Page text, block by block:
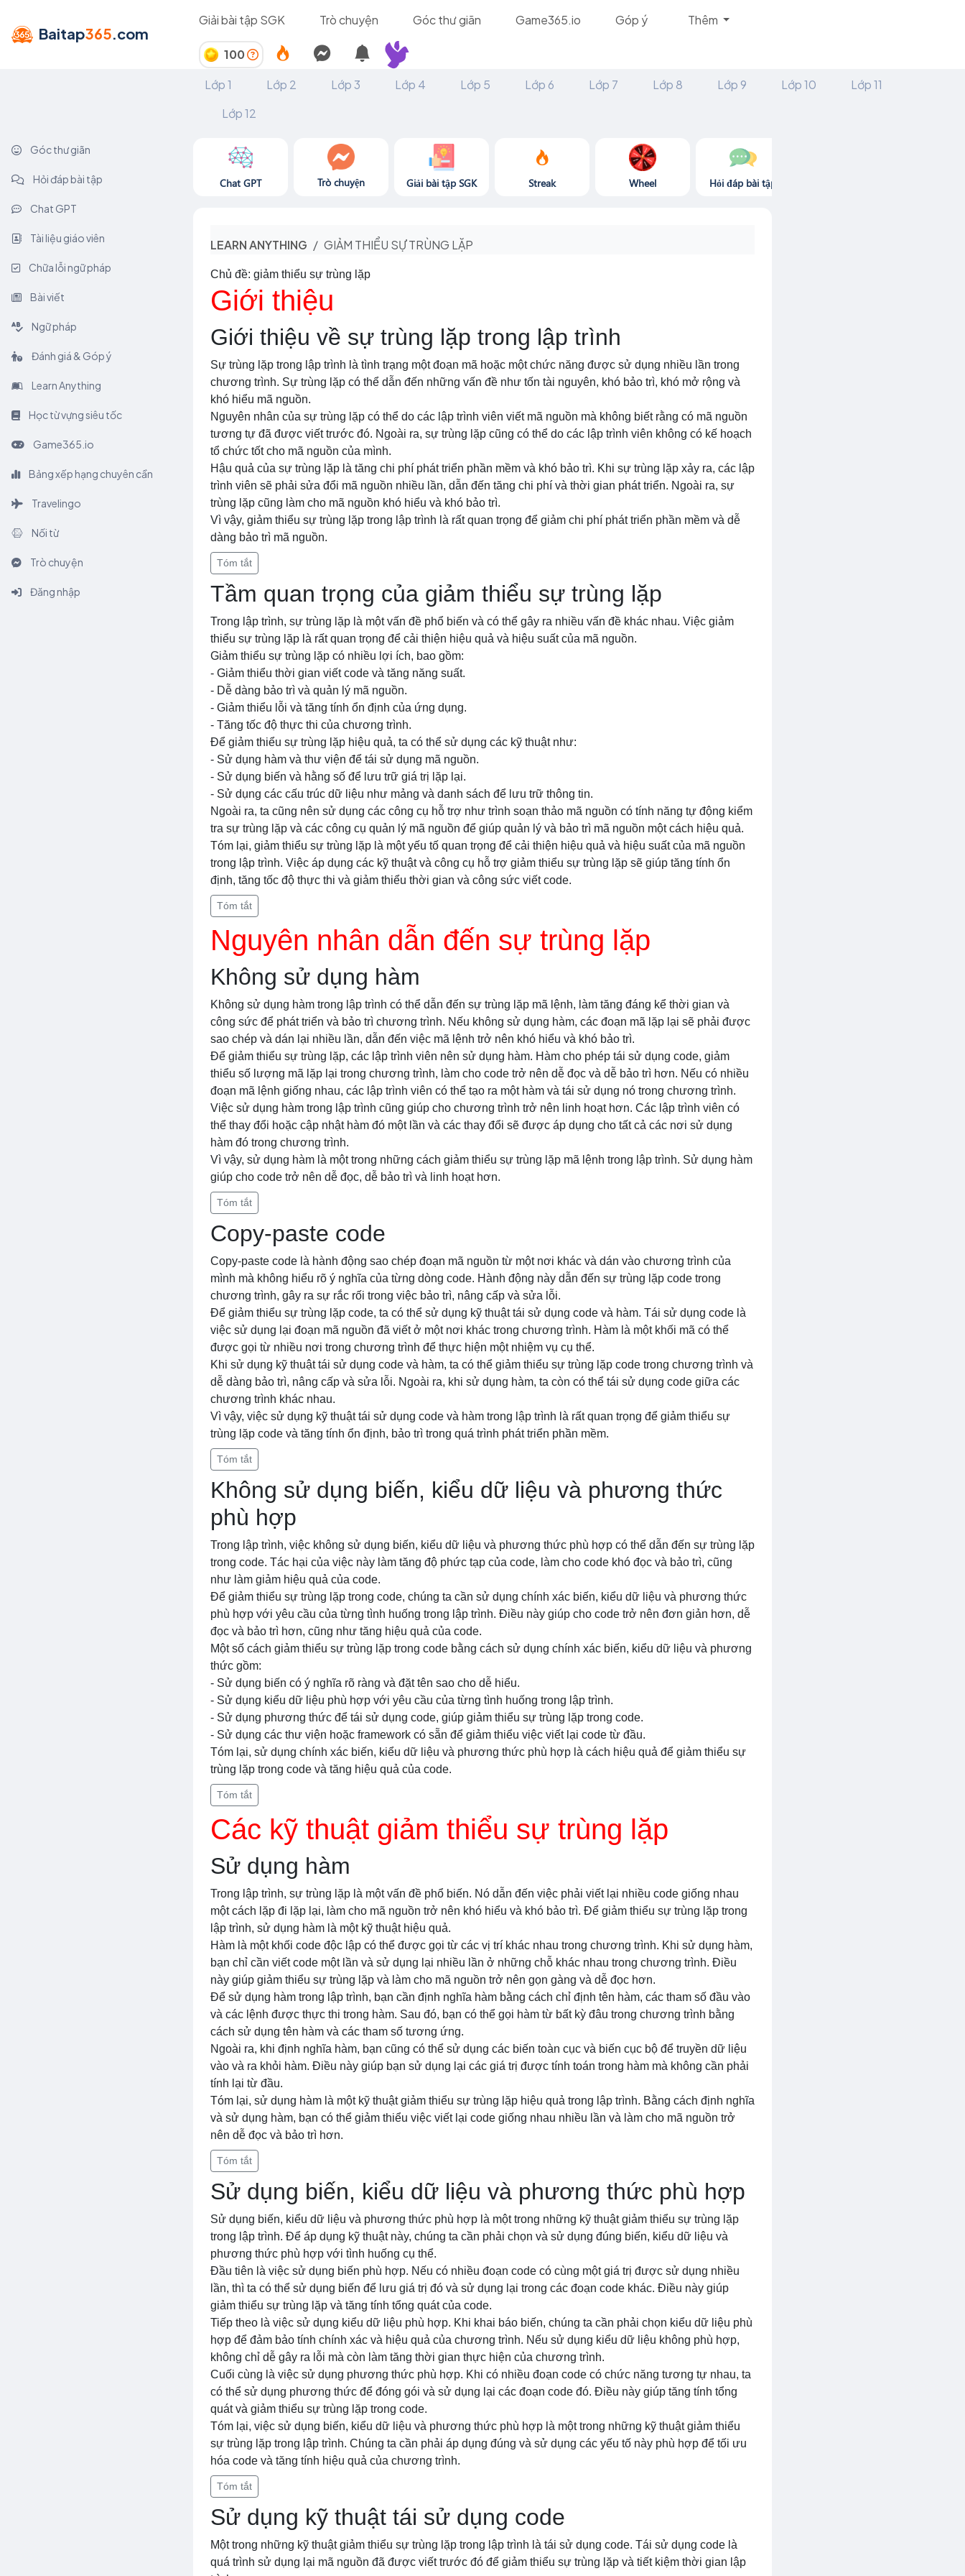
Baitap365.com
Giải bài tập SGK Trò chuyện Góc thư giãn Game365.io Góp ý Thêm
100
Lớp 1
Lớp 2 Lớp 3 Lớp 4 Lớp 5 Lớp 6 Lớp 7 Lớp 8 Lớp 9 Lớp 10
Lớp 11
Lớp 12
Góc thư giãn
Hỏi đáp bài tập
Chat GPT
Tài liệu giáo viên
Chữa lỗi ngữ pháp
Bài viết
Ngữ pháp
Đánh giá & Góp ý
Learn Anything
Học từ vựng siêu tốc
Game365.io
Bảng xếp hạng chuyên cần
Travelingo
Nối từ
Trò chuyện
Đăng nhập
Chat GPT Trò chuyện Giải bài tập SGK Streak Wheel Hỏi đáp bài tập
LEARN ANYTHING GIẢM THIỂU SỰ TRÙNG LẶP
Chủ đề: giảm thiểu sự trùng lặp
Giới thiệu
Giới thiệu về sự trùng lặp trong lập trình
Sự trùng lặp trong lập trình là tình trạng một đoạn mã hoặc một chức năng được sử dụng nhiều lần trong
chương trình. Sự trùng lặp có thể dẫn đến những vấn đề như tốn tài nguyên, khó bảo trì, khó mở rộng và
khó hiểu mã nguồn.
Nguyên nhân của sự trùng lặp có thể do các lập trình viên viết mã nguồn mà không biết rằng có mã nguồn
tương tự đã được viết trước đó. Ngoài ra, sự trùng lặp cũng có thể do các lập trình viên không có kế hoạch
tổ chức tốt cho mã nguồn của mình.
Hậu quả của sự trùng lặp là tăng chi phí phát triển phần mềm và khó bảo trì. Khi sự trùng lặp xảy ra, các lập
trình viên sẽ phải sửa đổi mã nguồn nhiều lần, dẫn đến tăng chi phí và thời gian phát triển. Ngoài ra, sự
trùng lặp cũng làm cho mã nguồn khó hiểu và khó bảo trì.
Vì vậy, giảm thiểu sự trùng lặp trong lập trình là rất quan trọng để giảm chi phí phát triển phần mềm và dễ
dàng bảo trì mã nguồn.
Tóm tắt
Tầm quan trọng của giảm thiểu sự trùng lặp
Trong lập trình, sự trùng lặp là một vấn đề phổ biến và có thể gây ra nhiều vấn đề khác nhau. Việc giảm
thiểu sự trùng lặp là rất quan trọng để cải thiện hiệu quả và hiệu suất của mã nguồn.
Giảm thiểu sự trùng lặp có nhiều lợi ích, bao gồm:
- Giảm thiểu thời gian viết code và tăng năng suất.
- Dễ dàng bảo trì và quản lý mã nguồn.
- Giảm thiểu lỗi và tăng tính ổn định của ứng dụng.
- Tăng tốc độ thực thi của chương trình.
Để giảm thiểu sự trùng lặp hiệu quả, ta có thể sử dụng các kỹ thuật như:
- Sử dụng hàm và thư viện để tái sử dụng mã nguồn.
- Sử dụng biến và hằng số để lưu trữ giá trị lặp lại.
- Sử dụng các cấu trúc dữ liệu như mảng và danh sách để lưu trữ thông tin.
Ngoài ra, ta cũng nên sử dụng các công cụ hỗ trợ như trình soạn thảo mã nguồn có tính năng tự động kiểm
tra sự trùng lặp và các công cụ quản lý mã nguồn để giúp quản lý và bảo trì mã nguồn một cách hiệu quả.
Tóm lại, giảm thiểu sự trùng lặp là một yếu tố quan trọng để cải thiện hiệu quả và hiệu suất của mã nguồn
trong lập trình. Việc áp dụng các kỹ thuật và công cụ hỗ trợ giảm thiểu sự trùng lặp sẽ giúp tăng tính ổn
định, tăng tốc độ thực thi và giảm thiểu thời gian và công sức viết code.
Tóm tắt
Nguyên nhân dẫn đến sự trùng lặp
Không sử dụng hàm
Không sử dụng hàm trong lập trình có thể dẫn đến sự trùng lặp mã lệnh, làm tăng đáng kể thời gian và
công sức để phát triển và bảo trì chương trình. Nếu không sử dụng hàm, các đoạn mã lặp lại sẽ phải được
sao chép và dán lại nhiều lần, dẫn đến việc mã lệnh trở nên khó hiểu và khó bảo trì.
Để giảm thiểu sự trùng lặp, các lập trình viên nên sử dụng hàm. Hàm cho phép tái sử dụng code, giảm
thiểu số lượng mã lặp lại trong chương trình, làm cho code trở nên dễ đọc và dễ bảo trì hơn. Nếu có nhiều
đoạn mã lệnh giống nhau, các lập trình viên có thể tạo ra một hàm và tái sử dụng nó trong chương trình.
Việc sử dụng hàm trong lập trình cũng giúp cho chương trình trở nên linh hoạt hơn. Các lập trình viên có
thể thay đổi hoặc cập nhật hàm đó một lần và các thay đổi sẽ được áp dụng cho tất cả các nơi sử dụng
hàm đó trong chương trình.
Vì vậy, sử dụng hàm là một trong những cách giảm thiểu sự trùng lặp mã lệnh trong lập trình. Sử dụng hàm
giúp cho code trở nên dễ đọc, dễ bảo trì và linh hoạt hơn.
Tóm tắt
Copy-paste code
Copy-paste code là hành động sao chép đoạn mã nguồn từ một nơi khác và dán vào chương trình của
mình mà không hiểu rõ ý nghĩa của từng dòng code. Hành động này dẫn đến sự trùng lặp code trong
chương trình, gây ra sự rắc rối trong việc bảo trì, nâng cấp và sửa lỗi.
Để giảm thiểu sự trùng lặp code, ta có thể sử dụng kỹ thuật tái sử dụng code và hàm. Tái sử dụng code là
việc sử dụng lại đoạn mã nguồn đã viết ở một nơi khác trong chương trình. Hàm là một khối mã có thể
được gọi từ nhiều nơi trong chương trình để thực hiện một nhiệm vụ cụ thể.
Khi sử dụng kỹ thuật tái sử dụng code và hàm, ta có thể giảm thiểu sự trùng lặp code trong chương trình và
dễ dàng bảo trì, nâng cấp và sửa lỗi. Ngoài ra, khi sử dụng hàm, ta còn có thể tái sử dụng code giữa các
chương trình khác nhau.
Vì vậy, việc sử dụng kỹ thuật tái sử dụng code và hàm trong lập trình là rất quan trọng để giảm thiểu sự
trùng lặp code và tăng tính ổn định, bảo trì trong quá trình phát triển phần mềm.
Tóm tắt
Không sử dụng biến, kiểu dữ liệu và phương thức
phù hợp
Trong lập trình, việc không sử dụng biến, kiểu dữ liệu và phương thức phù hợp có thể dẫn đến sự trùng lặp
trong code. Tác hại của việc này làm tăng độ phức tạp của code, làm cho code khó đọc và bảo trì, cũng
như làm giảm hiệu quả của code.
Để giảm thiểu sự trùng lặp trong code, chúng ta cần sử dụng chính xác biến, kiểu dữ liệu và phương thức
phù hợp với yêu cầu của từng tình huống trong lập trình. Điều này giúp cho code trở nên đơn giản hơn, dễ
đọc và bảo trì hơn, cũng như tăng hiệu quả của code.
Một số cách giảm thiểu sự trùng lặp trong code bằng cách sử dụng chính xác biến, kiểu dữ liệu và phương
thức gồm:
- Sử dụng biến có ý nghĩa rõ ràng và đặt tên sao cho dễ hiểu.
- Sử dụng kiểu dữ liệu phù hợp với yêu cầu của từng tình huống trong lập trình.
- Sử dụng phương thức để tái sử dụng code, giúp giảm thiểu sự trùng lặp trong code.
- Sử dụng các thư viện hoặc framework có sẵn để giảm thiểu việc viết lại code từ đầu.
Tóm lại, sử dụng chính xác biến, kiểu dữ liệu và phương thức phù hợp là cách hiệu quả để giảm thiểu sự
trùng lặp trong code và tăng hiệu quả của code.
Tóm tắt
Các kỹ thuật giảm thiểu sự trùng lặp
Sử dụng hàm
Trong lập trình, sự trùng lặp là một vấn đề phổ biến. Nó dẫn đến việc phải viết lại nhiều code giống nhau
một cách lặp đi lặp lại, làm cho mã nguồn trở nên khó hiểu và khó bảo trì. Để giảm thiểu sự trùng lặp trong
lập trình, sử dụng hàm là một kỹ thuật hiệu quả.
Hàm là một khối code độc lập có thể được gọi từ các vị trí khác nhau trong chương trình. Khi sử dụng hàm,
bạn chỉ cần viết code một lần và sử dụng lại nhiều lần ở những chỗ khác nhau trong chương trình. Điều
này giúp giảm thiểu sự trùng lặp và làm cho mã nguồn trở nên gọn gàng và dễ đọc hơn.
Để sử dụng hàm trong lập trình, bạn cần định nghĩa hàm bằng cách chỉ định tên hàm, các tham số đầu vào
và các lệnh được thực thi trong hàm. Sau đó, bạn có thể gọi hàm từ bất kỳ đâu trong chương trình bằng
cách sử dụng tên hàm và các tham số tương ứng.
Ngoài ra, khi định nghĩa hàm, bạn cũng có thể sử dụng các biến toàn cục và biến cục bộ để truyền dữ liệu
vào và ra khỏi hàm. Điều này giúp bạn sử dụng lại các giá trị được tính toán trong hàm mà không cần phải
tính lại từ đầu.
Tóm lại, sử dụng hàm là một kỹ thuật giảm thiểu sự trùng lặp hiệu quả trong lập trình. Bằng cách định nghĩa
và sử dụng hàm, bạn có thể giảm thiểu việc viết lại code giống nhau nhiều lần và làm cho mã nguồn trở
nên dễ đọc và bảo trì hơn.
Tóm tắt
Sử dụng biến, kiểu dữ liệu và phương thức phù hợp
Sử dụng biến, kiểu dữ liệu và phương thức phù hợp là một trong những kỹ thuật giảm thiểu sự trùng lặp
trong lập trình. Để áp dụng kỹ thuật này, chúng ta cần phải chọn và sử dụng đúng biến, kiểu dữ liệu và
phương thức phù hợp với tình huống cụ thể.
Đầu tiên là việc sử dụng biến phù hợp. Nếu có nhiều đoạn code có cùng một giá trị được sử dụng nhiều
lần, thì ta có thể sử dụng biến để lưu giá trị đó và sử dụng lại trong các đoạn code khác. Điều này giúp
giảm thiểu sự trùng lặp và tăng tính tổng quát của code.
Tiếp theo là việc sử dụng kiểu dữ liệu phù hợp. Khi khai báo biến, chúng ta cần phải chọn kiểu dữ liệu phù
hợp để đảm bảo tính chính xác và hiệu quả của chương trình. Nếu sử dụng kiểu dữ liệu không phù hợp,
không chỉ dễ gây ra lỗi mà còn làm tăng thời gian thực hiện của chương trình.
Cuối cùng là việc sử dụng phương thức phù hợp. Khi có nhiều đoạn code có chức năng tương tự nhau, ta
có thể sử dụng phương thức để đóng gói và sử dụng lại các đoạn code đó. Điều này giúp tăng tính tổng
quát và giảm thiểu sự trùng lặp trong code.
Tóm lại, việc sử dụng biến, kiểu dữ liệu và phương thức phù hợp là một trong những kỹ thuật giảm thiểu
sự trùng lặp trong lập trình. Chúng ta cần phải áp dụng đúng và sử dụng các yếu tố này phù hợp để tối ưu
hóa code và tăng tính hiệu quả của chương trình.
Tóm tắt
Sử dụng kỹ thuật tái sử dụng code
Một trong những kỹ thuật giảm thiểu sự trùng lặp trong lập trình là tái sử dụng code. Tái sử dụng code là
quá trình sử dụng lại mã nguồn đã được viết trước đó để giảm thiểu sự trùng lặp và tiết kiệm thời gian lập